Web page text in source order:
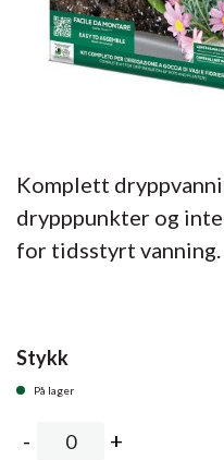
Komplett
drypppunkter og
for tidsstyrt vanning.
Stykk
På lager